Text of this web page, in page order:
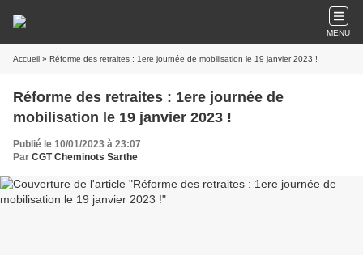
MENU
Accueil » Réforme des retraites : 1ere journée de mobilisation le 19 janvier 2023 !
Réforme des retraites : 1ere journée de
mobilisation le 19 janvier 2023 !
Publié le 10/01/2023 à 23:07
Par CGT Cheminots Sarthe